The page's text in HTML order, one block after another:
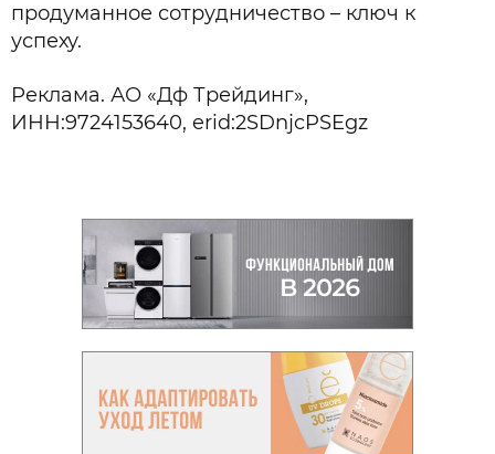
продуманное сотрудничество – ключ к
успеху.
Реклама. АО «Дф Трейдинг»,
ИНН:9724153640, erid:2SDnjcPSEgz